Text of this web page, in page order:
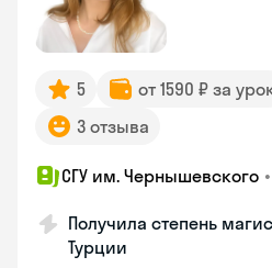
5 от 1590 ₽ за
3 отзыва
СГУ им. Чернышевского •
Получила степень
Турции